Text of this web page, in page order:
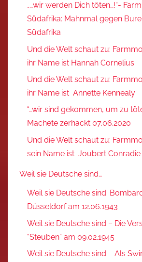
„…wir werden Dich töten…!“-
Südafrika: Mahnmal gegen
Südafrika
Und die Welt schaut zu:
ihr Name ist Hannah Cornelius
Und die Welt schaut zu:
ihr Name ist Annette Kennealy
“…wir sind gekommen, um zu
Machete zerhackt 07.06.2020
Und die Welt schaut zu:
sein Name ist Joubert Conradie
Weil sie Deutsche sind…
Weil sie Deutsche sind:
Düsseldorf am 12.06.1943
Weil sie Deutsche sind – Die
“Steuben” am 09.02.1945
Weil sie Deutsche sind – Als